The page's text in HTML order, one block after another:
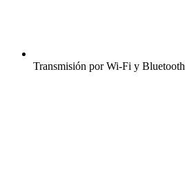
Transmisión por Wi-Fi y Bluetooth